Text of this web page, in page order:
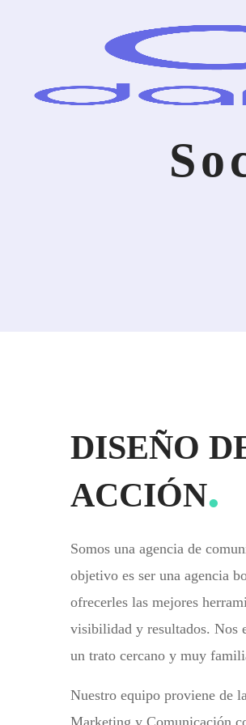
DISEÑO
ACCIÓN
Somos una agencia de
objetivo es ser una agencia
ofrecerles las mejores
visibilidad y resultados. Nos
un trato cercano y muy
Nuestro equipo proviene de
Marketing y Comunicación